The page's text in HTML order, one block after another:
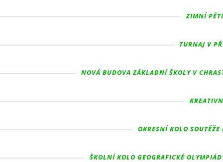
ZIMNÍ
TURNAJ V
NOVÁ BUDOVA ZÁKLADNÍ ŠKOLY V
OKRESNÍ KOLO
ŠKOLNÍ KOLO GEOGRAFICKÉ